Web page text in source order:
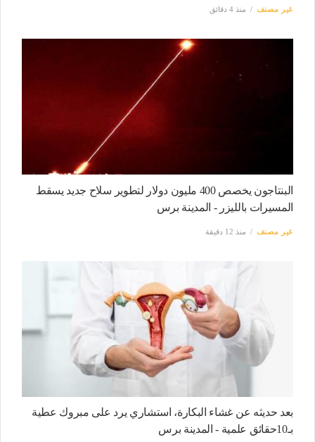
غير مصنف منذ 4 دقائق
البنتاجون يخصص 400 مليون دولار لتطوير سلاح جديد يسقط
المسيرات بالليزر - المدينة برس
غير مصنف منذ 12 دقيقة
بعد حديثه عن غشاء البكارة، استشاري يرد على مبروك عطية
بـ10حقائق علمية - المدينة برس